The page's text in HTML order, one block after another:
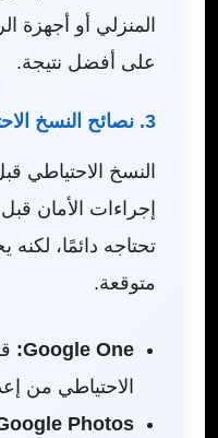
المنزلي أو أجهزة
على أفضل نتيجة.
3. نصائح النسخ الاحتياطي قبل التحديث
النسخ الاحتياطي
إجراءات الأمان
تحتاجه دائمًا،
متوقعة.
Google One:
الاحتياطي من
Photos: